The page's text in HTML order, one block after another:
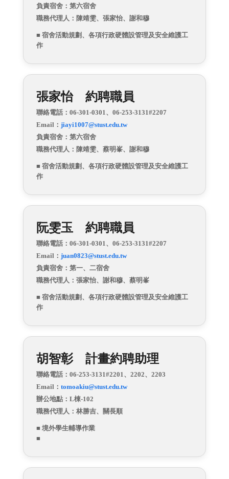
負責宿舍：第六宿舍
職務代理人：陳靖雯、張家怡、謝和穆
■ 宿舍活動規劃、各項行政硬體設管理及安全維護工
作
張家怡 約聘職員
聯絡電話：06-301-0301、 06-253-3131#2207
Email： jiayi1007@stust.edu.tw
負責宿舍：第六宿舍
職務代理人：陳靖雯、蔡明峯、 謝和穆
■ 宿舍活動規劃、各項行政硬體設管理及安全維護工
作
阮雯玉 約聘職員
聯絡電話：06-301-0301、 06-253-3131#2207
Email： juan0823@stust.edu.tw
負責宿舍：第一、二宿舍
職務代理人： 張家怡、 謝和穆、蔡明峯
■ 宿舍活動規劃、各項行政硬體設管理及安全維護工
作
胡智彰 計畫約聘助理
聯絡電話：06-253-3131#2201、2202、2203
Email： tomoakiu@stust.edu.tw
辦公地點：L棟-102
職務代理人：林勝吉、關長順
■ 境外學生輔導作業
■